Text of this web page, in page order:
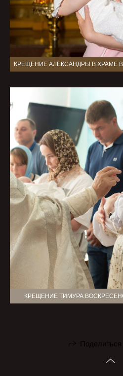
КРЕЩЕНИЕ ТИМУРА